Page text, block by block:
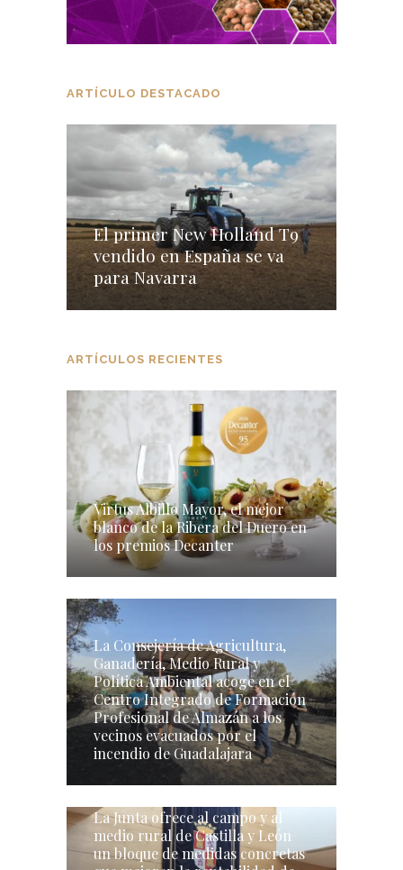
ARTÍCULO DESTACADO
El primer New Holland T9
vendido en España se va
para Navarra
ARTÍCULOS RECIENTES
Virtus Albillo Mayor, el mejor
blanco de la Ribera del Duero en
los premios Decanter
La Consejería de Agricultura,
Ganadería, Medio Rural y
Política Ambiental acoge en el
Centro Integrado de Formación
Profesional de Almazán a los
vecinos evacuados por el
incendio de Guadalajara
La Junta ofrece al campo y al
medio rural de Castilla y León
un bloque de medidas concretas